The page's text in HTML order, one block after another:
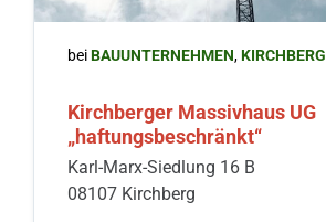
beiBAUUNTERNEHMEN,KIRCHBERG
Kirchberger Massivhaus UG
„haftungsbeschränkt“
Karl-Marx-Siedlung 16 B
08107 Kirchberg